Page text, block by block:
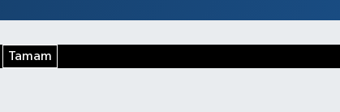
Tamam